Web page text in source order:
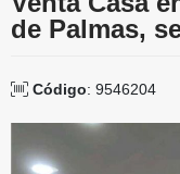
de Palmas,
Código: 9546204